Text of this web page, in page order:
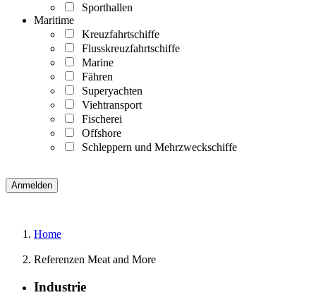
Sporthallen
Maritime
Kreuzfahrtschiffe
Flusskreuzfahrtschiffe
Marine
Fähren
Superyachten
Viehtransport
Fischerei
Offshore
Schleppern und Mehrzweckschiffe
Home
Referenzen Meat and More
Industrie